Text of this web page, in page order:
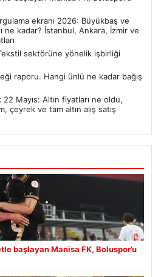
ekranı 2026: Büyükbaş ve
ne kadar? İstanbul, Ankara, İzmir ve
Tekstil sektörüne yönelik işbirliği
raporu. Hangi ünlü ne kadar bağış
22 Mayıs: Altın fiyatları ne oldu,
çeyrek ve tam altın alış satış
başlayan Manisa FK, Boluspor’u